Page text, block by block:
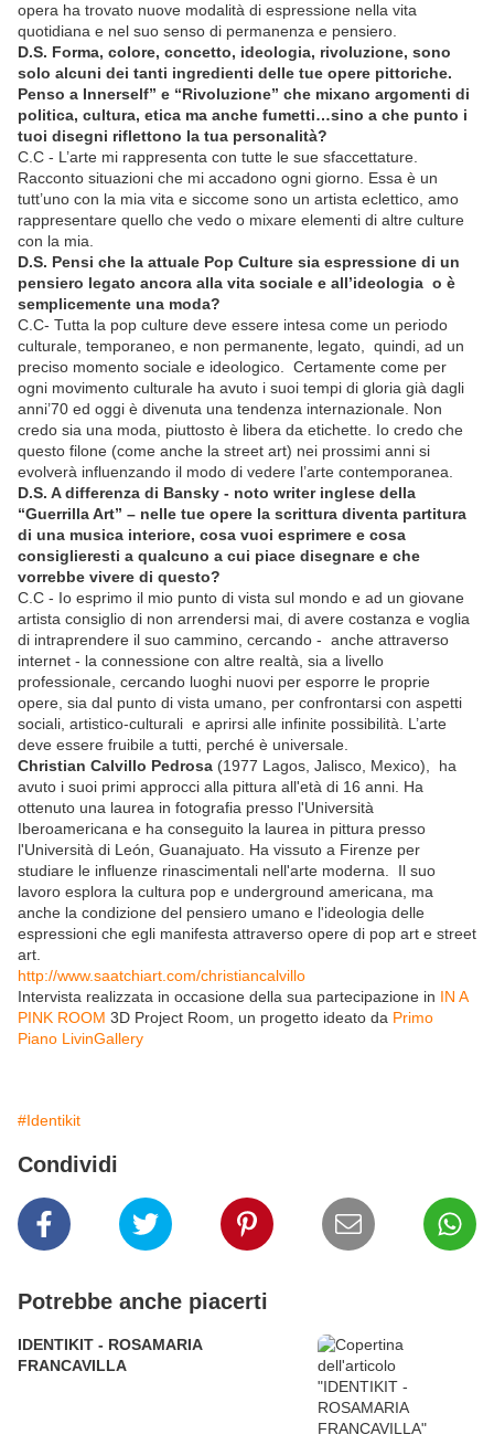
opera ha trovato nuove modalità di espressione nella vita
quotidiana e nel suo senso di permanenza e pensiero.
D.S. Forma, colore, concetto, ideologia, rivoluzione, sono
solo alcuni dei tanti ingredienti delle tue opere pittoriche.
Penso a Innerself” e “Rivoluzione” che mixano argomenti di
politica, cultura, etica ma anche fumetti…sino a che punto i
tuoi disegni riflettono la tua personalità?
C.C - L’arte mi rappresenta con tutte le sue sfaccettature.
Racconto situazioni che mi accadono ogni giorno. Essa è un
tutt’uno con la mia vita e siccome sono un artista eclettico, amo
rappresentare quello che vedo o mixare elementi di altre culture
con la mia.
D.S. Pensi che la attuale Pop Culture sia espressione di un
pensiero legato ancora alla vita sociale e all’ideologia o è
semplicemente una moda?
C.C- Tutta la pop culture deve essere intesa come un periodo
culturale, temporaneo, e non permanente, legato, quindi, ad un
preciso momento sociale e ideologico. Certamente come per
ogni movimento culturale ha avuto i suoi tempi di gloria già dagli
anni’70 ed oggi è divenuta una tendenza internazionale. Non
credo sia una moda, piuttosto è libera da etichette. Io credo che
questo filone (come anche la street art) nei prossimi anni si
evolverà influenzando il modo di vedere l’arte contemporanea.
D.S. A differenza di Bansky - noto writer inglese della
“Guerrilla Art” – nelle tue opere la scrittura diventa partitura
di una musica interiore, cosa vuoi esprimere e cosa
consiglieresti a qualcuno a cui piace disegnare e che
vorrebbe vivere di questo?
C.C - Io esprimo il mio punto di vista sul mondo e ad un giovane
artista consiglio di non arrendersi mai, di avere costanza e voglia
di intraprendere il suo cammino, cercando - anche attraverso
internet - la connessione con altre realtà, sia a livello
professionale, cercando luoghi nuovi per esporre le proprie
opere, sia dal punto di vista umano, per confrontarsi con aspetti
sociali, artistico-culturali e aprirsi alle infinite possibilità. L’arte
deve essere fruibile a tutti, perché è universale.
Christian Calvillo Pedrosa (1977 Lagos, Jalisco, Mexico), ha
avuto i suoi primi approcci alla pittura all'età di 16 anni. Ha
ottenuto una laurea in fotografia presso l'Università
Iberoamericana e ha conseguito la laurea in pittura presso
l'Università di León, Guanajuato. Ha vissuto a Firenze per
studiare le influenze rinascimentali nell'arte moderna. Il suo
lavoro esplora la cultura pop e underground americana, ma
anche la condizione del pensiero umano e l'ideologia delle
espressioni che egli manifesta attraverso opere di pop art e street
art.
http://www.saatchiart.com/christiancalvillo
Intervista realizzata in occasione della sua partecipazione in IN A
PINK ROOM 3D Project Room, un progetto ideato da Primo
Piano LivinGallery
#Identikit
Condividi
Potrebbe anche piacerti
IDENTIKIT - ROSAMARIA
FRANCAVILLA